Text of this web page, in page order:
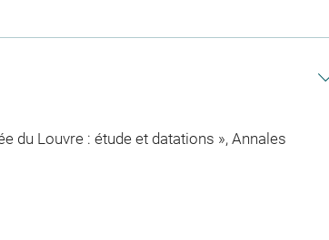
du Louvre : étude et datations », Annales